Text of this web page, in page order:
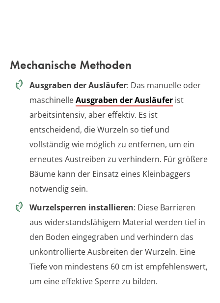
Mechanische Methoden
Ausgraben der Ausläufer: Das manuelle oder
maschinelleAusgraben der Ausläufer ist
arbeitsintensiv, aber effektiv. Es ist
entscheidend, die Wurzeln so tief und
vollständig wie möglich zu entfernen, um ein
erneutes Austreiben zu verhindern. Für größere
Bäume kann der Einsatz eines Kleinbaggers
notwendig sein.
Wurzelsperren installieren: Diese Barrieren
aus widerstandsfähigem Material werden tief in
den Boden eingegraben und verhindern das
unkontrollierte Ausbreiten der Wurzeln. Eine
Tiefe von mindestens 60 cm ist empfehlenswert,
um eine effektive Sperre zu bilden.